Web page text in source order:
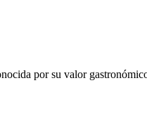
por su valor